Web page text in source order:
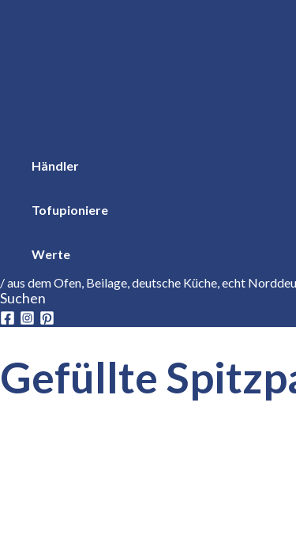
Händler
Tofupioniere
Werte
Suchen
/aus dem Ofen, Beilage,deutsche Küche,echt
Gefüllte